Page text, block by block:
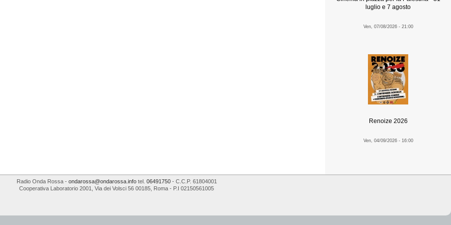
luglio e 7 agosto
Ven, 07/08/2026 - 21:00
Renoize 2026
Ven, 04/09/2026 - 16:00
Radio Onda Rossa- ondarossa@ondarossa.infotel. 06491750- C.C.P. 61804001
Cooperativa Laboratorio 2001
Via dei Volsci 56 00185 Roma - P.I 02150561005